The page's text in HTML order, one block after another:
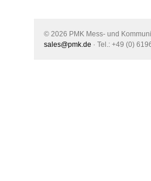
© 2026 PMK Mess- und
sales@pmk.de · Tel.: +49 (0)